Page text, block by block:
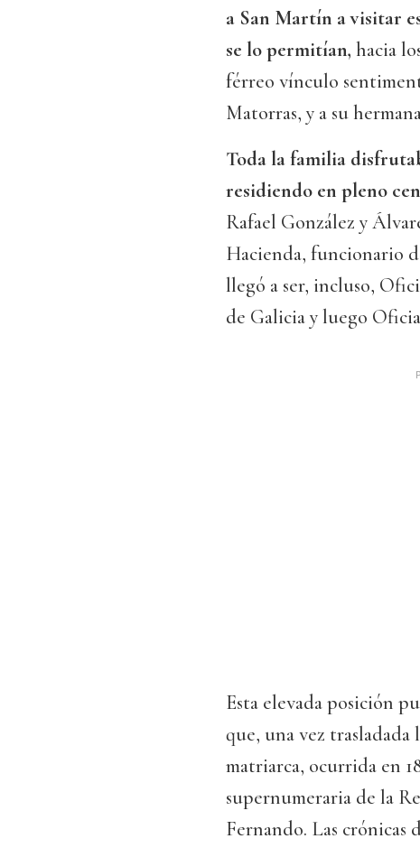
a San Martín a visitar
se lo permitían, hacia
férreo vínculo
Matorras, y a su
Toda la familia
residiendo en pleno
Rafael González y
Hacienda, funcionario
llegó a ser, incluso,
de Galicia y luego
Esta elevada posición
que, una vez
matriarca, ocurrida en
supernumeraria de la
Fernando. Las crónicas